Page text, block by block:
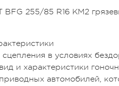
255/85 R16 KM2
в условиях
и характеристики
автомобилей,